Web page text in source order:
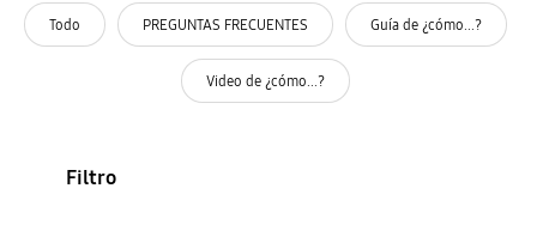
Todo PREGUNTAS FRECUENTES Guía de ¿cómo...?
Video de ¿cómo...?
Filtro